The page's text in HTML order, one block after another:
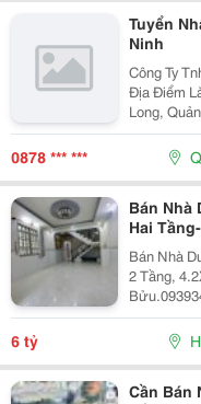
Tuyển
Ninh
Công Ty
Địa Điểm
Long, Quảng Ninh Tuyển Dụng
Thuế : 05 Mô Tả Công Việc: &Bull; Thực Hiện Các Công
Việc Liên
0878 *** ***
Bán Nhà
Hai
Bán Nhà
2 Tầng,
Tầng Btct
Trạc
Tần, Dạ...
6 tỷ
Cần Bán